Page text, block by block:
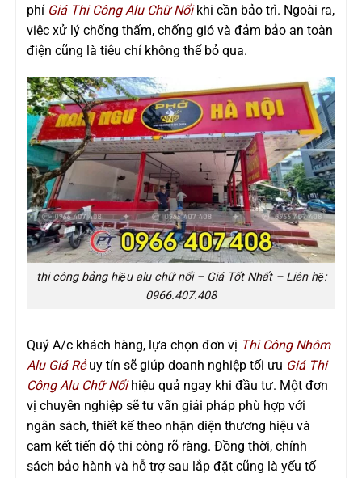
phí Giá Thi Công Alu Chữ Nổi khi cần bảo trì. Ngoài ra,
việc xử lý chống thấm, chống gió và đảm bảo an toàn
điện cũng là tiêu chí không thể bỏ qua.
thi công bảng hiệu alu chữ nổi – Giá Tốt Nhất – Liên hệ:
0966.407.408
Quý A/c khách hàng, lựa chọn đơn vị Thi Công Nhôm
Alu Giá Rẻuy tín sẽ giúp doanh nghiệp tối ưu Giá Thi
Công Alu Chữ Nổi hiệu quả ngay khi đầu tư. Một đơn
vị chuyên nghiệp sẽ tư vấn giải pháp phù hợp với
ngân sách, thiết kế theo nhận diện thương hiệu và
cam kết tiến độ thi công rõ ràng. Đồng thời, chính
sách bảo hành và hỗ trợ sau lắp đặt cũng là yếu tố